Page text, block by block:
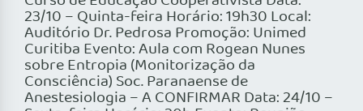
23/10 – Quinta-feira Horário: 19h30 Local:
Auditório Dr. Pedrosa Promoção: Unimed
Curitiba Evento: Aula com Rogean Nunes
sobre Entropia (Monitorização da
Consciência) Soc. Paranaense de
Anestesiologia – A CONFIRMAR Data: 24/10 –